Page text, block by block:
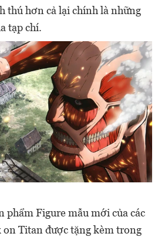
thú hơn cả lại chính là những
tạp chí.
phẩm Figure mẫu mới của các
Titan được tặng kèm trong